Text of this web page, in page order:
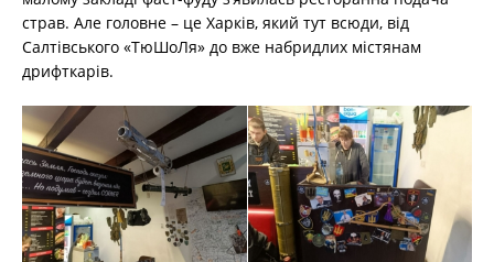
страв. Але головне – це Харків, який тут всюди, від
Салтівського «ТюШоЛя» до вже набридлих містянам
дрифткарів.